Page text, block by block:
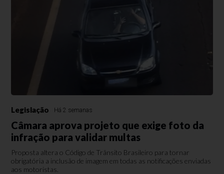
Legislação Há 2 semanas
Câmara aprova projeto que exige foto da
infração para validar multas
Proposta altera o Código de Trânsito Brasileiro para tornar
obrigatória a inclusão de imagem em todas as notificações enviadas
aos motoristas.